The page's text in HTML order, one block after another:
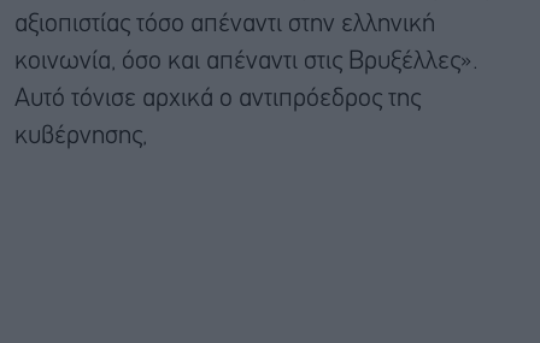
αξιοπιστίας τόσο απέναντι στην ελληνική
κοινωνία, όσο και απέναντι στις Βρυξέλλες».
Αυτό τόνισε αρχικά ο αντιπρόεδρος της
κυβέρνησης,